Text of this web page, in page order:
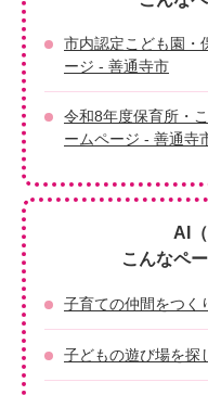
市内認定こども園・
ージ - 善通寺市
令和8年度保育所・
ームページ - 善通寺
AI
こんなペ
子育ての仲間をつく
子どもの遊び場を探